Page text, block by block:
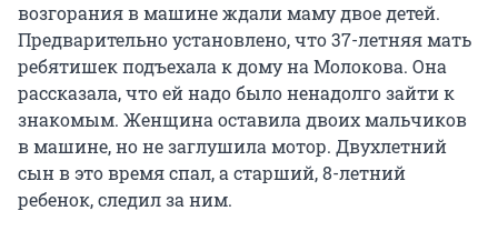
возгорания в машине ждали маму двое детей.
Предварительно установлено, что 37-летняя мать
ребятишек подъехала к дому на Молокова. Она
рассказала, что ей надо было ненадолго зайти к
знакомым. Женщина оставила двоих мальчиков
в машине, но не заглушила мотор. Двухлетний
сын в это время спал, а старший, 8-летний
ребенок, следил за ним.